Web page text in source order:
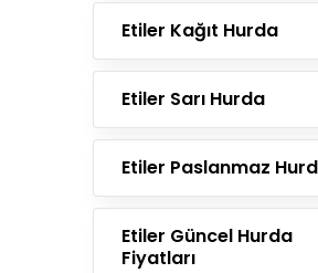
Etiler Kağıt Hurda
Etiler Sarı Hurda
Etiler Paslanmaz
Etiler Güncel Hurda
Fiyatları